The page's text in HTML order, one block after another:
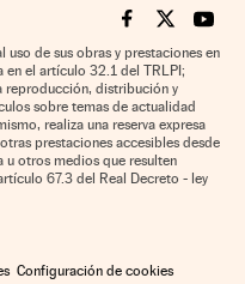
Cinco Días en
Cinco Días
Cinco
uso de sus obras y prestaciones en
en el artículo 32.1 del TRLPI;
reproducción, distribución y
sobre temas de actualidad
realiza una reserva expresa
prestaciones accesibles desde
u otros medios que resulten
67.3 del Real Decreto - ley
Configuración de cookies